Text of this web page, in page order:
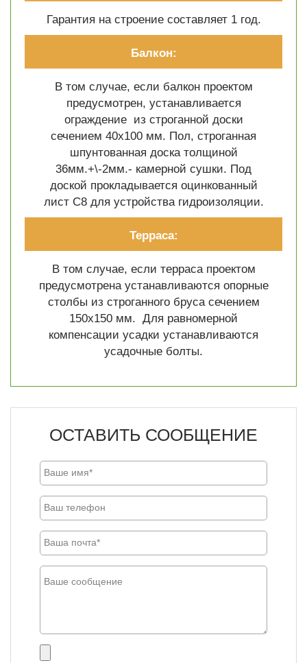
Гарантия на строение составляет 1 год.
Балкон:
В том случае, если балкон проектом
предусмотрен, устанавливается
ограждение из строганной доски
сечением 40х100 мм. Пол, строганная
шпунтованная доска толщиной
36мм.+\-2мм.- камерной сушки. Под
доской прокладывается оцинкованный
лист C8 для устройства гидроизоляции.
Терраса:
В том случае, если терраса проектом
предусмотрена устанавливаются опорные
столбы из строганного бруса сечением
150х150 мм. Для равномерной
компенсации усадки устанавливаются
усадочные болты.
ОСТАВИТЬ СООБЩЕНИЕ